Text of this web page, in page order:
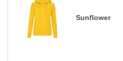
Sunflower